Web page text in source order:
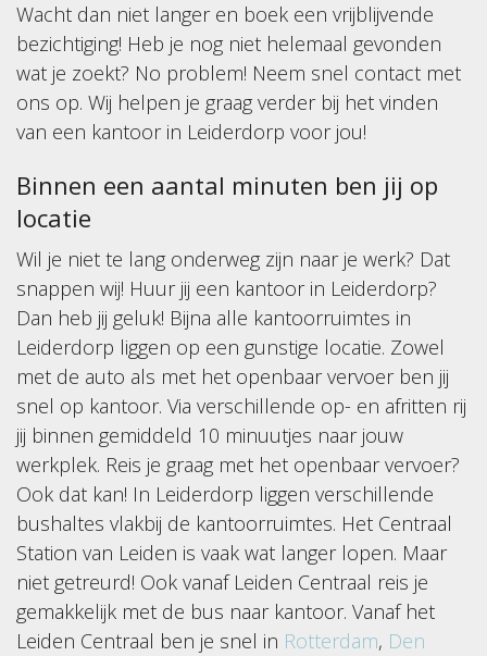
Wacht dan niet langer en boek een vrijblijvende
bezichtiging! Heb je nog niet helemaal gevonden
wat je zoekt? No problem! Neem snel contact met
ons op. Wij helpen je graag verder bij het vinden
van een kantoor in Leiderdorp voor jou!
Binnen een aantal minuten ben jij op
locatie
Wil je niet te lang onderweg zijn naar je werk? Dat
snappen wij! Huur jij een kantoor in Leiderdorp?
Dan heb jij geluk! Bijna alle kantoorruimtes in
Leiderdorp liggen op een gunstige locatie. Zowel
met de auto als met het openbaar vervoer ben jij
snel op kantoor. Via verschillende op- en afritten rij
jij binnen gemiddeld 10 minuutjes naar jouw
werkplek. Reis je graag met het openbaar vervoer?
Ook dat kan! In Leiderdorp liggen verschillende
bushaltes vlakbij de kantoorruimtes. Het Centraal
Station van Leiden is vaak wat langer lopen. Maar
niet getreurd! Ook vanaf Leiden Centraal reis je
gemakkelijk met de bus naar kantoor. Vanaf het
Leiden Centraal ben je snel in Rotterdam, Den